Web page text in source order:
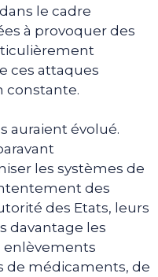
le cadre
à provoquer des
ces attaques
constante.
auraient évolué.
les systèmes de
des
des Etats, leurs
davantage les
enlèvements
de médicaments, de